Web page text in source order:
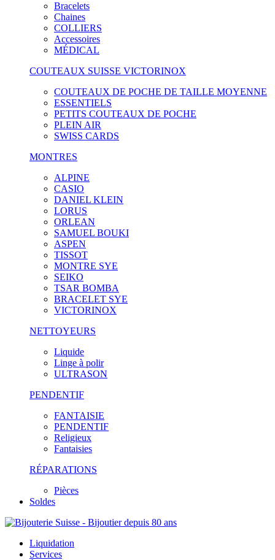
Bracelets
Chaines
COLLIERS
Accessoires
MÉDICAL
COUTEAUX SUISSE VICTORINOX
COUTEAUX DE POCHE DE TAILLE MOYENNE
ESSENTIELS
PETITS COUTEAUX DE POCHE
PLEIN AIR
SWISS CARDS
MONTRES
ALPINE
CASIO
DANIEL KLEIN
LORUS
ORLEAN
SAMUEL BOUKI
ASPEN
TISSOT
MONTRE SYE
SEIKO
TSAR BOMBA
BRACELET SYE
VICTORINOX
NETTOYEURS
Liquide
Linge à polir
ULTRASON
PENDENTIF
FANTAISIE
PENDENTIF
Religieux
Fantaisies
RÉPARATIONS
Pièces
Soldes
Liquidation
Services